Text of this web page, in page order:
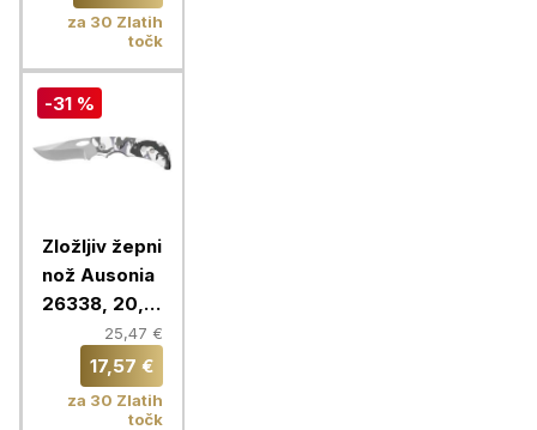
za 30 Zlatih
točk
-31 %
Zložljiv žepni
nož Ausonia
26338, 20,5
25,47 €
17,57 €
za 30 Zlatih
točk